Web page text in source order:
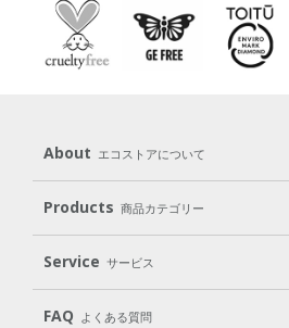
About エコストアについて
メッセージ ブランドストーリー
パッケージへのこだわり
Products 商品カテゴリー
Laundry
Cleaning Baby
Service サービス
User Guide
FAQ よくある質問